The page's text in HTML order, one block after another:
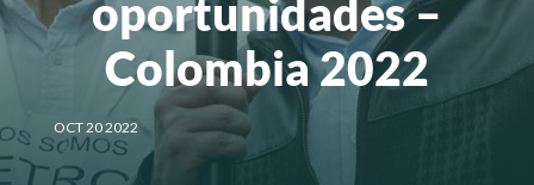
oportunidades –
Colombia 2022
OCT 20 2022